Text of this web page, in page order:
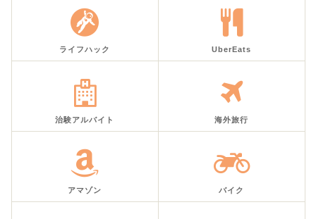
ライフハック UberEats
治験アルバイト 海外旅行
アマゾン バイク